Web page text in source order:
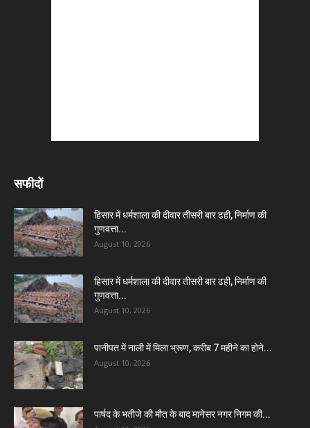
सफीदों
हिसार में धर्मशाला की दीवार तीसरी बार ढही, निर्माण की
गुणवत्ता...
August 10, 2026
हिसार में धर्मशाला की दीवार तीसरी बार ढही, निर्माण की
गुणवत्ता...
August 10, 2026
पानीपत में नाली में मिला भ्रूण, करीब 7 महीने का होने...
August 10, 2026
पार्षद के भतीजे की मौत के बाद मानेसर नगर निगम की...